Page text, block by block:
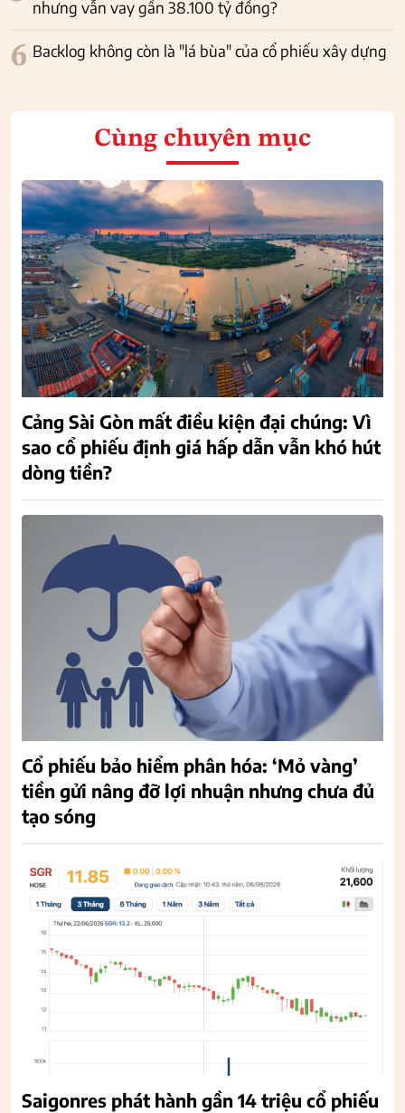
nhưng vẫn vay gần 38.100 tỷ đồng?
6 Backlog không còn là "lá bùa" của cổ phiếu xây dựng
Cùng chuyên mục
Cảng Sài Gòn mất điều kiện đại chúng: Vì
sao cổ phiếu định giá hấp dẫn vẫn khó hút
dòng tiền?
Cổ phiếu bảo hiểm phân hóa: ‘Mỏ vàng’
tiền gửi nâng đỡ lợi nhuận nhưng chưa đủ
tạo sóng
Saigonres phát hành gần 14 triệu cổ phiếu